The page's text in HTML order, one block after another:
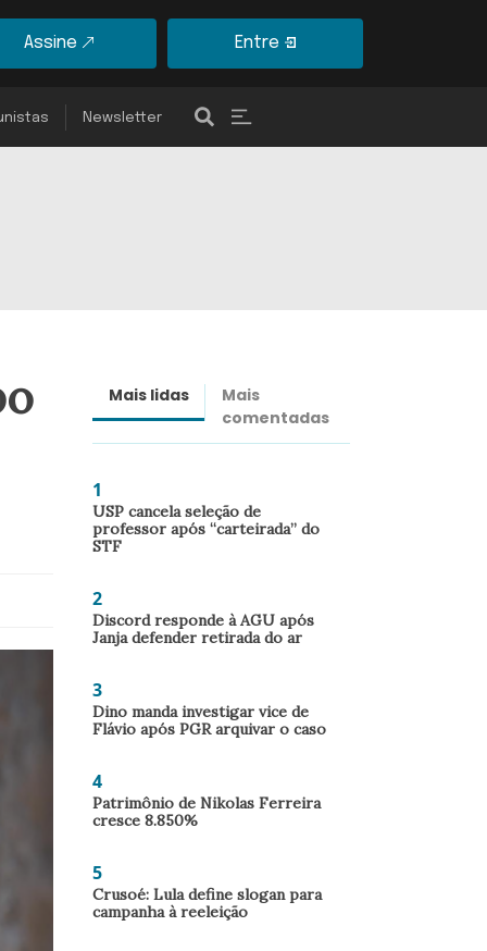
Assine Entre
Newsletter
Mais lidas
Mais
comentadas
1
USP cancela seleção de
professor após “carteirada” do
STF
2
Discord responde à AGU após
Janja defender retirada do ar
3
Dino manda investigar vice de
Flávio após PGR arquivar o caso
4
Patrimônio de Nikolas Ferreira
cresce 8.850%
5
Crusoé: Lula define slogan para
campanha à reeleição